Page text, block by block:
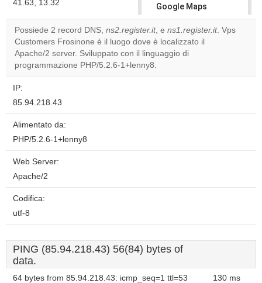
41.63, 13.32
Google Maps
correctly.
Do you
own this
Possiede 2 record DNS, ns2.register.it, e ns1.register.it. Vps
Customers Frosinone è il luogo dove è localizzato il
Apache/2 server. Sviluppato con il linguaggio di
programmazione PHP/5.2.6-1+lenny8.
IP:
85.94.218.43
Alimentato da:
PHP/5.2.6-1+lenny8
Web Server:
Apache/2
Codifica:
utf-8
PING (85.94.218.43) 56(84) bytes of
data.
64 bytes from 85.94.218.43: icmp_seq=1 ttl=53 130 ms